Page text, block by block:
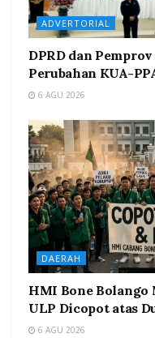
ADVERTORIAL
DPRD dan
Perubahan KUA-
6 AGU 2026
DAERAH
HMI Bone Bolango
ULP Dicopot atas
6 AGU 2026